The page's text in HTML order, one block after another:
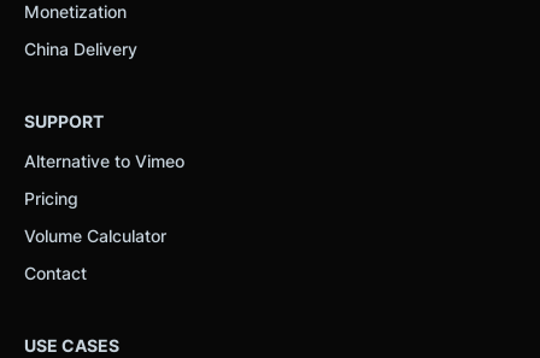
Monetization
China Delivery
SUPPORT
Alternative to Vimeo
Pricing
Volume Calculator
Contact
USE CASES